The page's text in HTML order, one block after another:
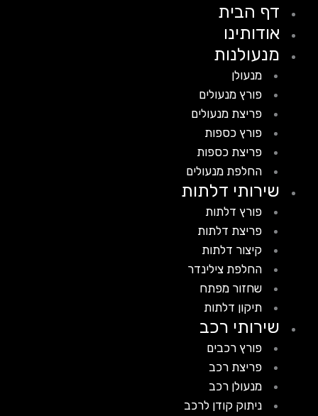
דף הבית
אודותינו
מנעולנות
מנעולן
פורץ מנעולים
פריצת מנעולים
פורץ כספות
פריצת כספות
החלפת מנעולים
שירותי דלתות
פורץ דלתות
פריצת דלתות
קיצור דלתות
החלפת צילינדר
שחזור מפתח
תיקון דלתות
שירותי רכב
פורץ רכבים
פריצת רכב
מנעולן רכב
ניתוק קודן לרכב